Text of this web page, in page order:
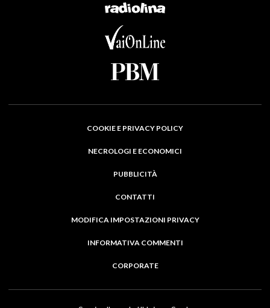
COOKIE E PRIVACY POLICY
NECROLOGI E ECONOMICI
PUBBLICITÀ
CONTATTI
MODIFICA IMPOSTAZIONI PRIVACY
INFORMATIVA COMMENTI
CORPORATE